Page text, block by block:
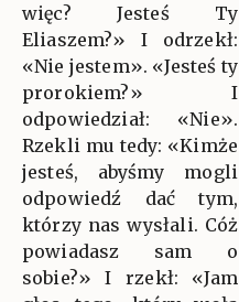
więc? Jesteś Ty
Eliaszem?» I odrzekł:
«Nie jestem». «Jesteś ty
prorokiem?» I
odpowiedział: «Nie».
Rzekli mu tedy: «Kimże
jesteś, abyśmy mogli
odpowiedź dać tym,
którzy nas wysłali. Cóż
powiadasz sam o
sobie?» I rzekł: «Jam